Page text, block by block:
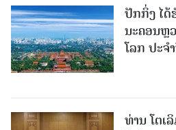
ປັກກິ່ງ ໄດ້
ນະຄອນຫຼ
ໂລກ ປະຈ
ທ່ານ ໂຕ​ເ